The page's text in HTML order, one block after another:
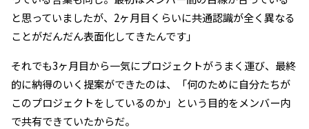
と思っていましたが、2ヶ月目くらいに共通認識が全く異なる
ことがだんだん表面化してきたんです」
それでも3ヶ月目から一気にプロジェクトがうまく運び、最終
的に納得のいく提案ができたのは、「何のために自分たちが
このプロジェクトをしているのか」という目的をメンバー内
で共有できていたからだ。